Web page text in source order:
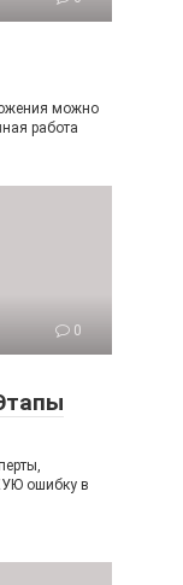
можно
работа
0
ошибку в